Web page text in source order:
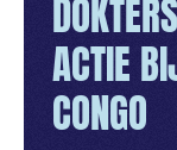
ACTIE
CONGO